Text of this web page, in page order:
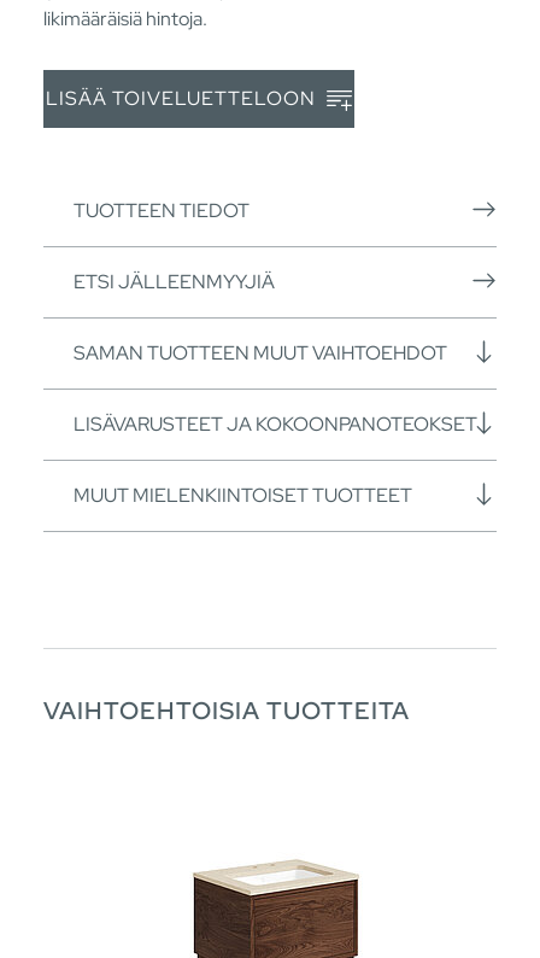
likimääräisiä hintoja.
LISÄÄ TOIVELUETTELOON
TUOTTEEN TIEDOT
ETSI JÄLLEENMYYJIÄ
SAMAN TUOTTEEN MUUT VAIHTOEHDOT
LISÄVARUSTEET JA KOKOONPANOTEOKSET
MUUT MIELENKIINTOISET TUOTTEET
VAIHTOEHTOISIA TUOTTEITA